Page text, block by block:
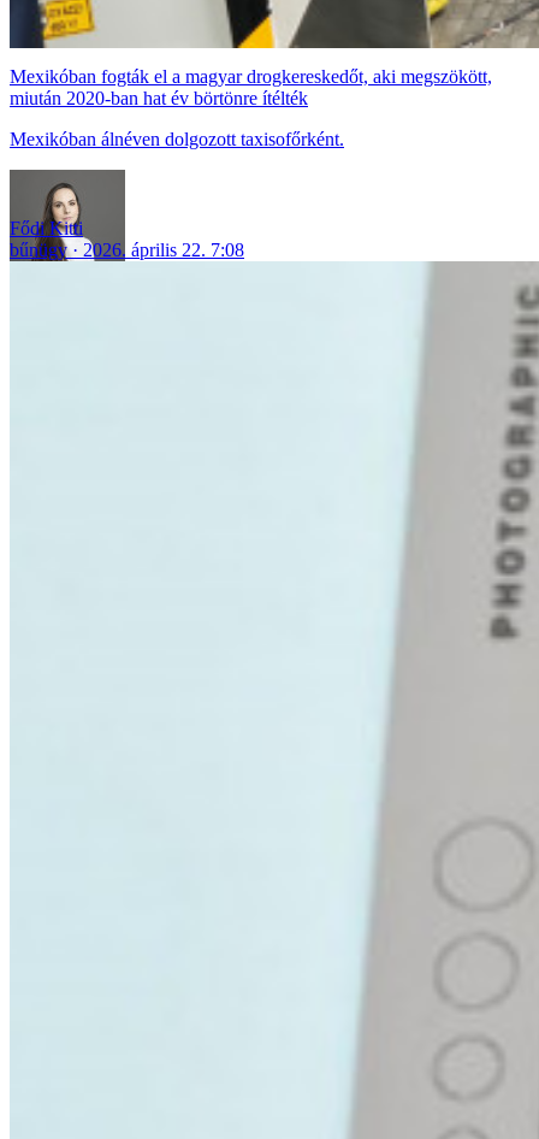
Mexikóban fogták el a magyar drogkereskedőt, aki megszökött,
miután 2020-ban hat év börtönre ítélték
Mexikóban álnéven dolgozott taxisofőrként.
Fődi Kitti
bűnügy
2026. április 22. 7:08